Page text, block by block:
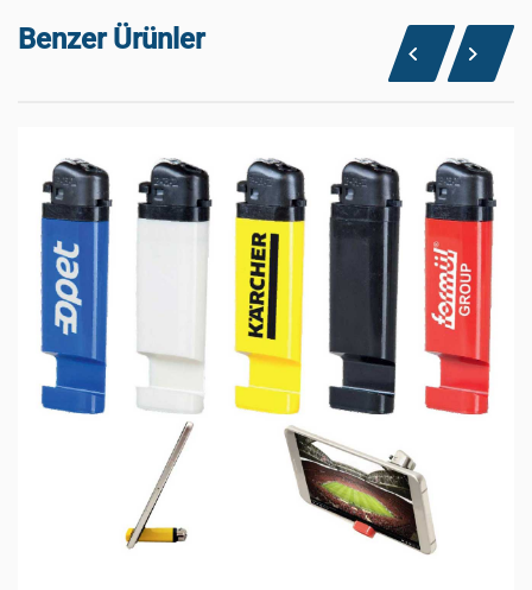
Benzer Ürünler